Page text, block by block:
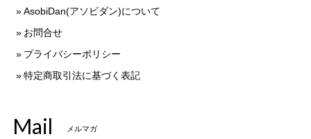
AsobiDan(アソビダン)について
お問合せ
プライバシーポリシー
特定商取引法に基づく表記
Mail メルマガ